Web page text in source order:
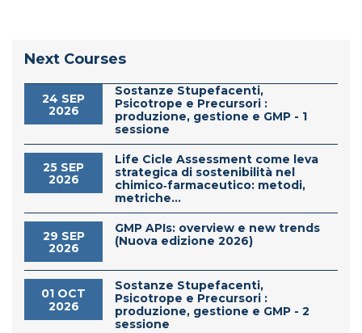
Next Courses
24 SEP
2026
Sostanze Stupefacenti,
Psicotrope e Precursori :
produzione, gestione e GMP - 1
sessione
25 SEP
2026
Life Cicle Assessment come leva
strategica di sostenibilità nel
chimico‑farmaceutico: metodi,
metriche...
29 SEP
2026
GMP APIs: overview e new trends
(Nuova edizione 2026)
01 OCT
2026
Sostanze Stupefacenti,
Psicotrope e Precursori :
produzione, gestione e GMP - 2
sessione